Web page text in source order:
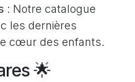
: Notre catalogue
les dernières
cœur des enfants.
🌟